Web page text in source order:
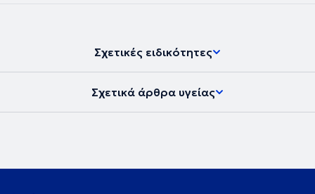
Σχετικές ειδικότητες
Σχετικά άρθρα υγείας